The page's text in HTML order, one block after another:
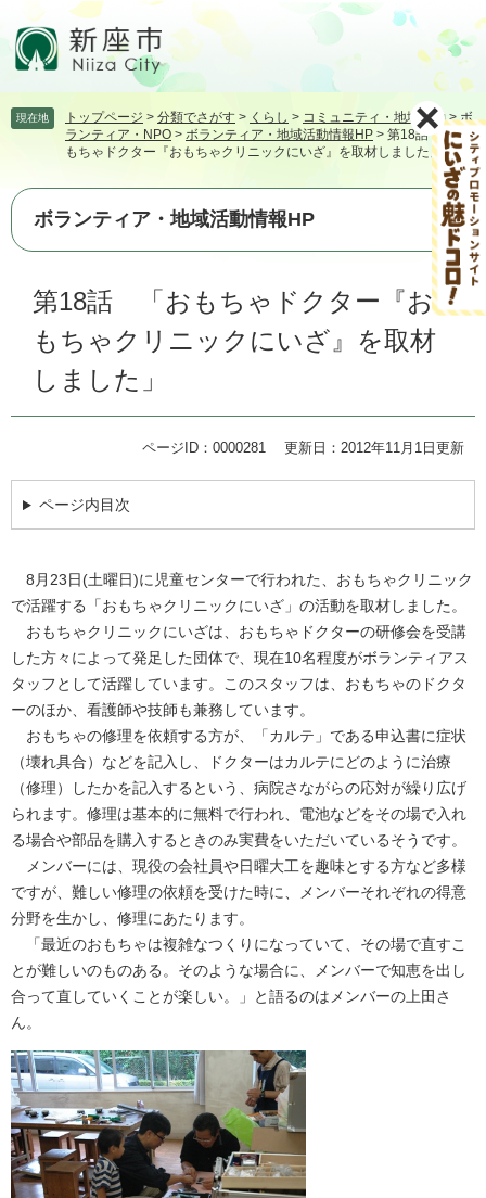
頭飛
て
文
現在地 トップページ > 分類でさがす > くらし > コミュニティ・地域活動 >ボ
ランティア・NPO > ボランティア・地域活動情報HP > 第18話 「お
もちゃドクター『おもちゃクリニックにいざ』を取材しました」
ボランティア・地域活動情報HP
第18話 「おもちゃドクター『お
もちゃクリニックにいざ』を取材
しました」
ページID：0000281 更新日：2012年11月1日更新
ページ内目次
8月23日(土曜日)に児童センターで行われた、おもちゃクリニック
で活躍する「おもちゃクリニックにいざ」の活動を取材しました。
おもちゃクリニックにいざは、おもちゃドクターの研修会を受講
した方々によって発足した団体で、現在10名程度がボランティアス
タッフとして活躍しています。このスタッフは、おもちゃのドクタ
ーのほか、看護師や技師も兼務しています。
おもちゃの修理を依頼する方が、「カルテ」である申込書に症状
（壊れ具合）などを記入し、ドクターはカルテにどのように治療
（修理）したかを記入するという、病院さながらの応対が繰り広げ
られます。修理は基本的に無料で行われ、電池などをその場で入れ
る場合や部品を購入するときのみ実費をいただいているそうです。
メンバーには、現役の会社員や日曜大工を趣味とする方など多様
ですが、難しい修理の依頼を受けた時に、メンバーそれぞれの得意
分野を生かし、修理にあたります。
「最近のおもちゃは複雑なつくりになっていて、その場で直すこ
とが難しいのものある。そのような場合に、メンバーで知恵を出し
合って直していくことが楽しい。」と語るのはメンバーの上田さ
ん。